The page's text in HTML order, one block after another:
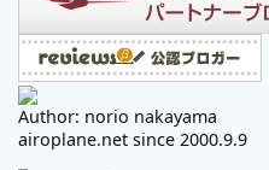
Author: norio nakayama
airoplane.net since 2000.9.9